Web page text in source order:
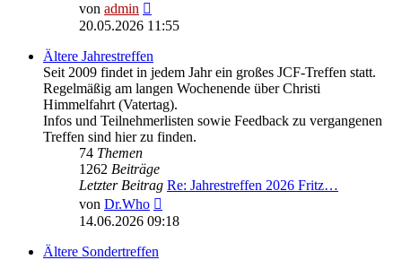
von admin
Beitrag
20.05.2026 11:55
Ältere Jahrestreffen
Seit 2009 findet in jedem Jahr ein großes JCF-Treffen statt.
Regelmäßig am langen Wochenende über Christi
Himmelfahrt (Vatertag).
Infos und Teilnehmerlisten sowie Feedback zu vergangenen
Treffen sind hier zu finden.
74 Themen
1262 Beiträge
Letzter Beitrag Re: Jahrestreffen 2026 Fritz…
von Dr.Who
Beitrag
14.06.2026 09:18
Ältere Sondertreffen